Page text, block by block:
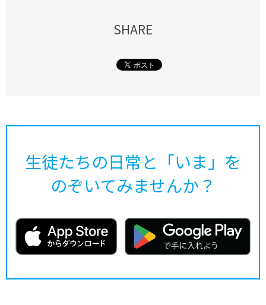
SHARE
生徒たちの日常と「いま」を
のぞいてみませんか？